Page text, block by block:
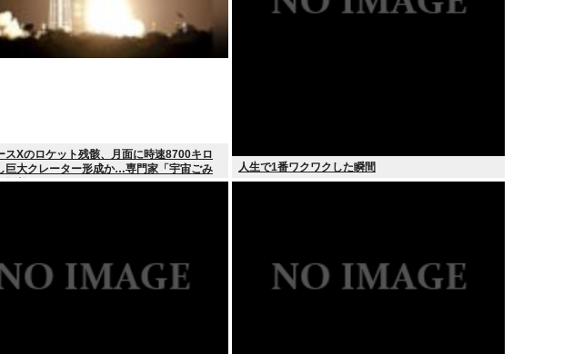
スXのロケット残骸、月面に時速8700キロ
巨大クレーター形成か…専門家「宇宙ごみ
頓着」
人生で1番ワクワクした瞬間